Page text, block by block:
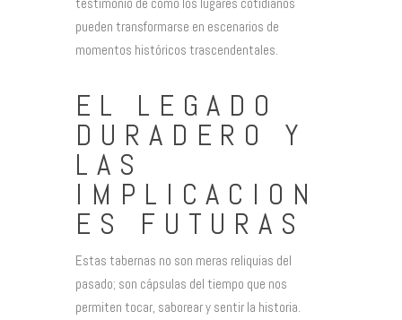
testimonio de cómo los lugares cotidianos
pueden transformarse en escenarios de
momentos históricos trascendentales.
EL LEGADO
DURADERO Y
LAS
IMPLICACION
ES FUTURAS
Estas tabernas no son meras reliquias del
pasado; son cápsulas del tiempo que nos
permiten tocar, saborear y sentir la historia.